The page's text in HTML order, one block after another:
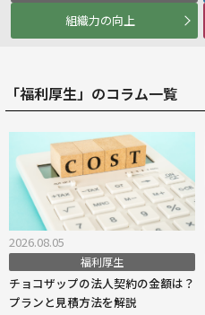
組織力の向上
「福利厚生」のコラム一覧
2026.08.05
福利厚生
チョコザップの法人契約の金額は？
プランと見積方法を解説